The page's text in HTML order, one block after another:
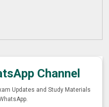
Channel
Updates and Study Materials